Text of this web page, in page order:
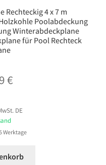
Rechteckig 4 x 7 m
Poolabdeckung
Winterabdeckplane
für Pool Rechteck
€
DE
Werktage